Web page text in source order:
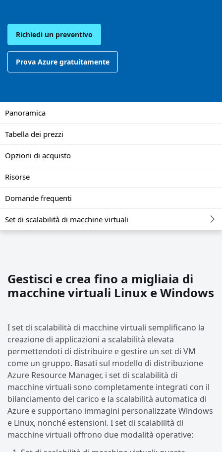
Richiedi un preventivo
Prova Azure gratuitamente
Panoramica
Tabella dei prezzi
Opzioni di acquisto
Risorse
Domande frequenti
Set di scalabilità di macchine virtuali
Gestisci e crea fino a migliaia di
macchine virtuali Linux e Windows
I set di scalabilità di macchine virtuali semplificano la
creazione di applicazioni a scalabilità elevata
permettendoti di distribuire e gestire un set di VM
come un gruppo. Basati sul modello di distribuzione
Azure Resource Manager, i set di scalabilità di
macchine virtuali sono completamente integrati con il
bilanciamento del carico e la scalabilità automatica di
Azure e supportano immagini personalizzate Windows
e Linux, nonché estensioni. I set di scalabilità di
macchine virtuali offrono due modalità operative: